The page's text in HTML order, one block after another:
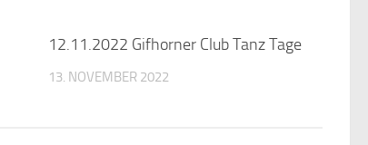
12.11.2022 Gifhorner Club Tanz Tage
13. NOVEMBER 2022